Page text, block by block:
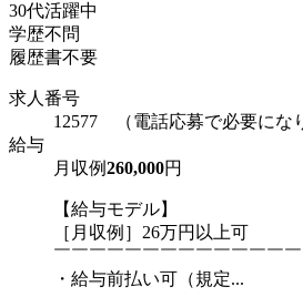
30代活躍中
学歴不問
履歴書不要
求人番号
12577 （電話応募で必要にな
給与
月収例260,000円
【給与モデル】
［月収例］26万円以上可
￣￣￣￣￣￣￣￣￣￣￣￣￣
・給与前払い可（規定...